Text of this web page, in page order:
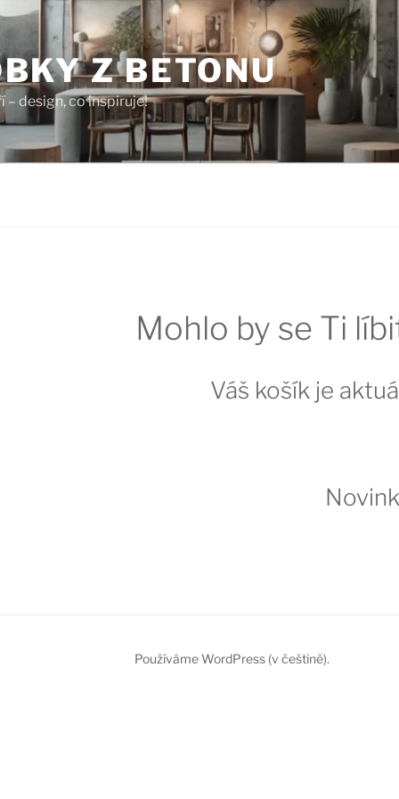
Z BETONU
– design, co inspiruje!
Mohlo by se Ti
Váš košík je
Používáme WordPress (v češtině).